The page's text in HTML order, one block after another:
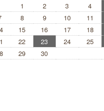
1
2 3
4
8 9 10
11
15 16 17
18
22 23 24
25
29 30